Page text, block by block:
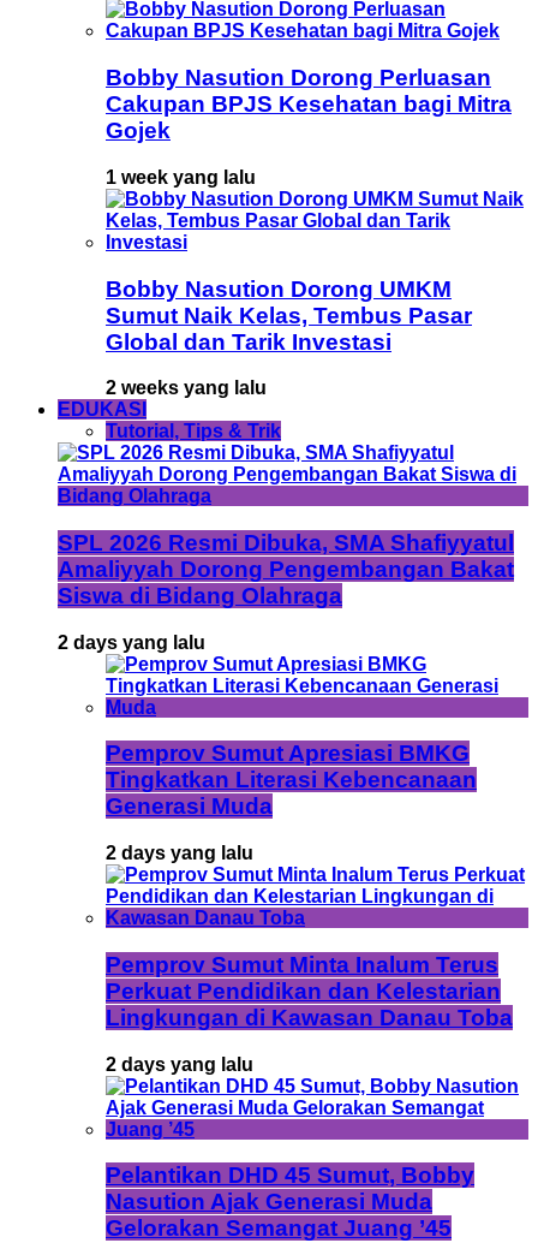
Bobby Nasution Dorong Perluasan
Cakupan BPJS Kesehatan bagi Mitra
Gojek
1 week yang lalu
Bobby Nasution Dorong UMKM
Sumut Naik Kelas, Tembus Pasar
Global dan Tarik Investasi
2 weeks yang lalu
EDUKASI
Tutorial, Tips & Trik
SPL 2026 Resmi Dibuka, SMA Shafiyyatul
Amaliyyah Dorong Pengembangan Bakat
Siswa di Bidang Olahraga
2 days yang lalu
Pemprov Sumut Apresiasi BMKG
Tingkatkan Literasi Kebencanaan
Generasi Muda
2 days yang lalu
Pemprov Sumut Minta Inalum Terus
Perkuat Pendidikan dan Kelestarian
Lingkungan di Kawasan Danau Toba
2 days yang lalu
Pelantikan DHD 45 Sumut, Bobby
Nasution Ajak Generasi Muda
Gelorakan Semangat Juang ’45